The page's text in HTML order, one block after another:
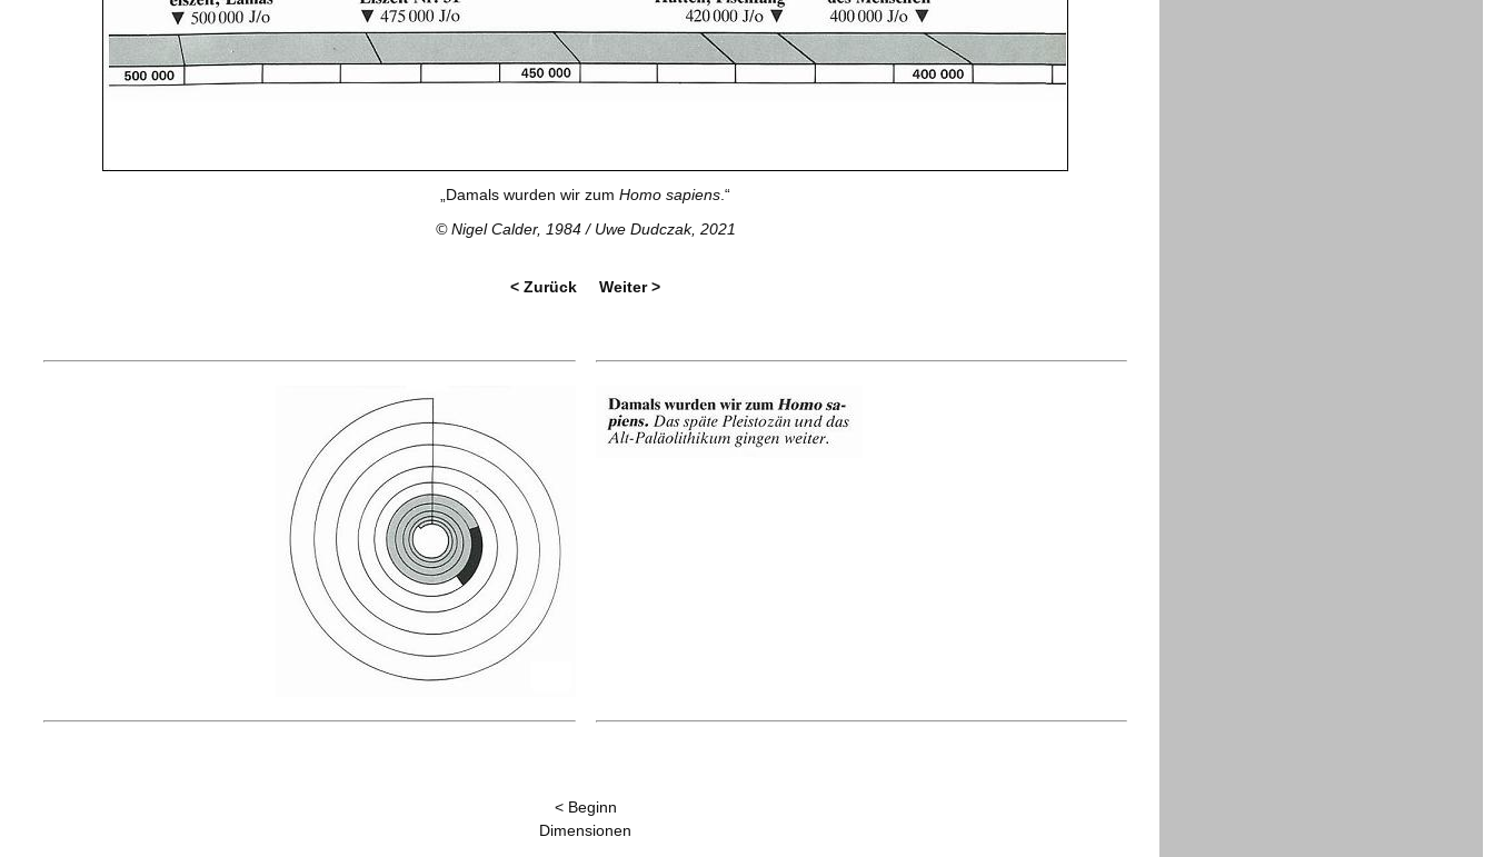
„Damals wurden wir zum Homo sapiens .“
© Nigel Calder, 1984 / Uwe Dudczak, 2021
< Zurück Weiter >
< Beginn
Dimensionen